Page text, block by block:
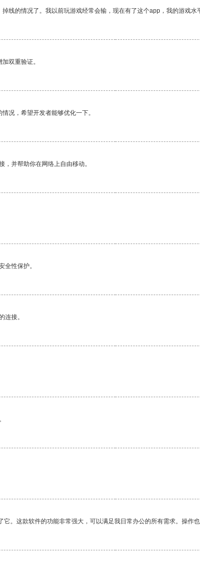
线的情况了。我以前玩游戏经常会输，现在有了这个app，我的游戏水
双重验证。
况，希望开发者能够优化一下。
并帮助你在网络上自由移动。
全性保护。
连接。
。这款软件的功能非常强大，可以满足我日常办公的所有需求。操作